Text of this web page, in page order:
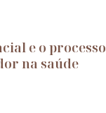
e o processo
na saúde